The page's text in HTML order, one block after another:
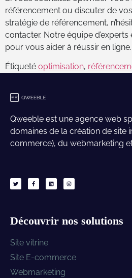
référencement ou discuter de
stratégie de référencement,
contacter. Notre équipe
pour vous aider à réussir en ligne.
Étiqueté optimisation,
Qweeble est une agence web
domaines de la création de site
commerce), du webmarketing
Découvrir nos solutions
Site vitrine
Site E-commerce
Webmarketing